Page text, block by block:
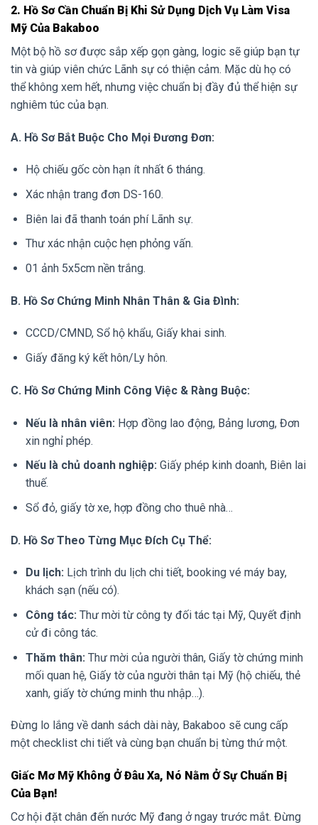
2. Hồ Sơ Cần Chuẩn Bị Khi Sử Dụng Dịch Vụ Làm Visa
Mỹ Của Bakaboo
Một bộ hồ sơ được sắp xếp gọn gàng, logic sẽ giúp bạn tự
tin và giúp viên chức Lãnh sự có thiện cảm. Mặc dù họ có
thể không xem hết, nhưng việc chuẩn bị đầy đủ thể hiện sự
nghiêm túc của bạn.
A. Hồ Sơ Bắt Buộc Cho Mọi Đương Đơn:
Hộ chiếu gốc còn hạn ít nhất 6 tháng.
Xác nhận trang đơn DS-160.
Biên lai đã thanh toán phí Lãnh sự.
Thư xác nhận cuộc hẹn phỏng vấn.
01 ảnh 5x5cm nền trắng.
B. Hồ Sơ Chứng Minh Nhân Thân & Gia Đình:
CCCD/CMND, Sổ hộ khẩu, Giấy khai sinh.
Giấy đăng ký kết hôn/Ly hôn.
C. Hồ Sơ Chứng Minh Công Việc & Ràng Buộc:
Nếu là nhân viên: Hợp đồng lao động, Bảng lương, Đơn
xin nghỉ phép.
Nếu là chủ doanh nghiệp: Giấy phép kinh doanh, Biên lai
thuế.
Sổ đỏ, giấy tờ xe, hợp đồng cho thuê nhà…
D. Hồ Sơ Theo Từng Mục Đích Cụ Thể:
Du lịch: Lịch trình du lịch chi tiết, booking vé máy bay,
khách sạn (nếu có).
Công tác: Thư mời từ công ty đối tác tại Mỹ, Quyết định
cử đi công tác.
Thăm thân: Thư mời của người thân, Giấy tờ chứng minh
mối quan hệ, Giấy tờ của người thân tại Mỹ (hộ chiếu, thẻ
xanh, giấy tờ chứng minh thu nhập…).
Đừng lo lắng về danh sách dài này, Bakaboo sẽ cung cấp
một checklist chi tiết và cùng bạn chuẩn bị từng thứ một.
Giấc Mơ Mỹ Không Ở Đâu Xa, Nó Nằm Ở Sự Chuẩn Bị
Của Bạn!
Cơ hội đặt chân đến nước Mỹ đang ở ngay trước mắt. Đừng